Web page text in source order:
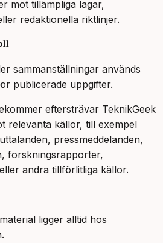
mot tillämpliga lagar,
redaktionella riktlinjer.
sammanställningar används
publicerade uppgifter.
eftersträvar TeknikGeek
relevanta källor, till exempel
pressmeddelanden,
forskningsrapporter,
andra tillförlitliga källor.
ligger alltid hos